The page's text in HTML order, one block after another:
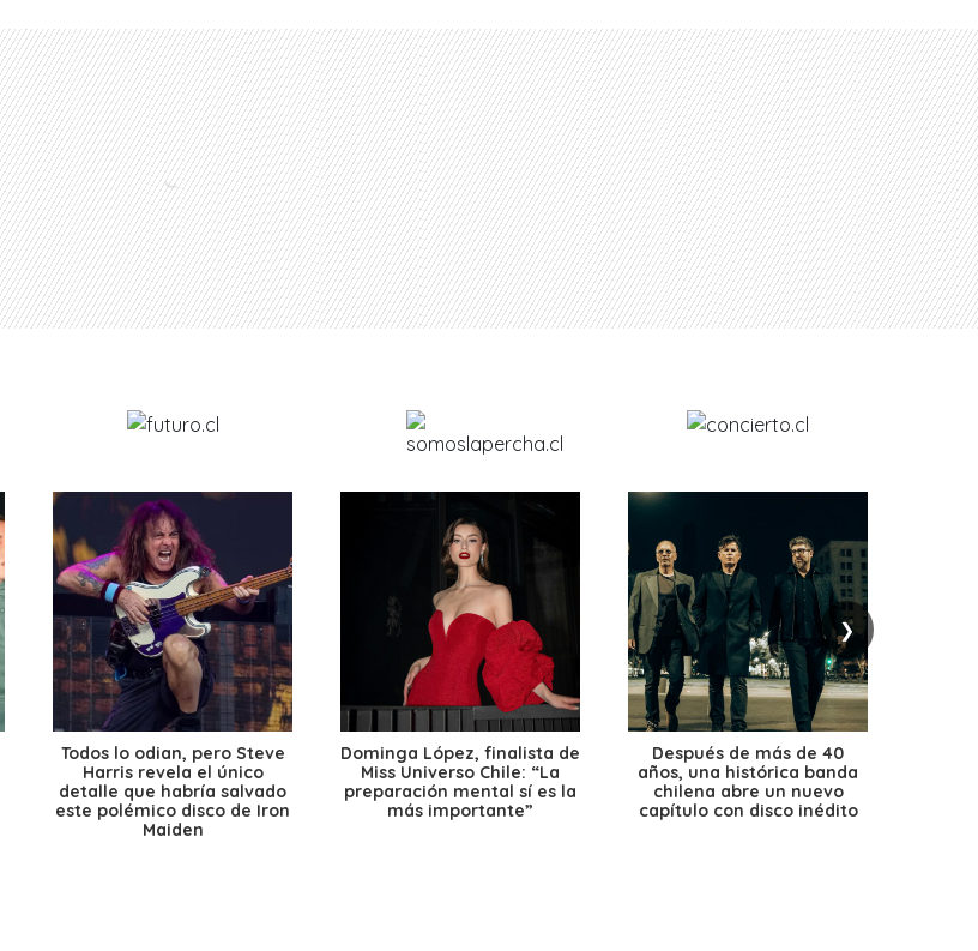
❯
Todos lo odian, pero Steve
Harris revela el único
detalle que habría salvado
este polémico disco de Iron
Maiden
Dominga López, finalista de
Miss Universo Chile: “La
preparación mental sí es la
más importante”
Después de más de 40
años, una histórica banda
chilena abre un nuevo
capítulo con disco inédito